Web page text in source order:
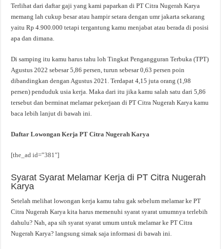
Terlihat dari daftar gaji yang kami paparkan di PT Citra Nugerah Karya
memang lah cukup besar atau hampir setara dengan umr jakarta sekarang
yaitu Rp 4.900.000 tetapi tergantung kamu menjabat atau berada di posisi
apa dan dimana.
Di samping itu kamu harus tahu loh Tingkat Pengangguran Terbuka (TPT)
Agustus 2022 sebesar 5,86 persen, turun sebesar 0,63 persen poin
dibandingkan dengan Agustus 2021. Terdapat 4,15 juta orang (1,98
persen) penduduk usia kerja. Maka dari itu jika kamu salah satu dari 5,86
tersebut dan berminat melamar pekerjaan di PT Citra Nugerah Karya kamu
baca lebih lanjut di bawah ini.
Daftar Lowongan Kerja PT Citra Nugerah Karya
[the_ad id=”381″]
Syarat Syarat Melamar Kerja di PT Citra Nugerah
Karya
Setelah melihat lowongan kerja kamu tahu gak sebelum melamar ke PT
Citra Nugerah Karya kita harus memenuhi syarat syarat umumnya terlebih
dahulu? Nah, apa sih syarat syarat umum untuk melamar ke PT Citra
Nugerah Karya? langsung simak saja informasi di bawah ini.